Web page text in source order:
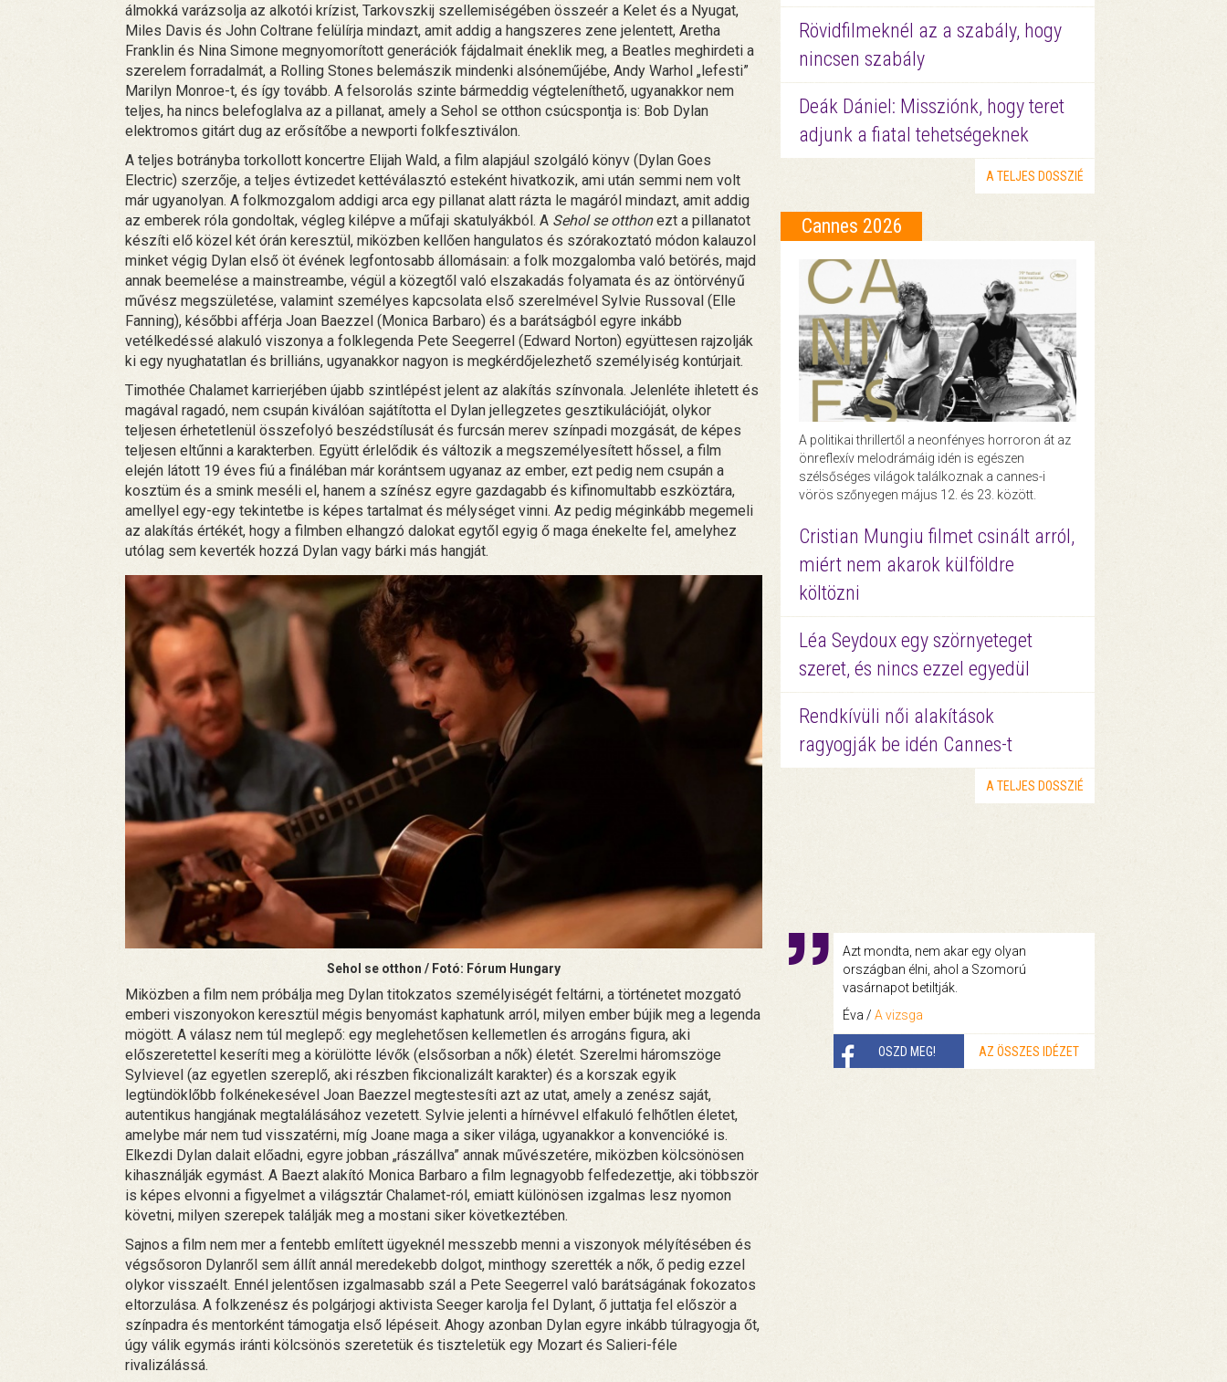
álmokká varázsolja az alkotói krízist, Tarkovszkij szellemiségében összeér a Kelet és a Nyugat,
Miles Davis és John Coltrane felülírja mindazt, amit addig a hangszeres zene jelentett, Aretha
Franklin és Nina Simone megnyomorított generációk fájdalmait éneklik meg, a Beatles meghirdeti a
szerelem forradalmát, a Rolling Stones belemászik mindenki alsóneműjébe, Andy Warhol „lefesti”
Marilyn Monroe-t, és így tovább. A felsorolás szinte bármeddig végteleníthető, ugyanakkor nem
teljes, ha nincs belefoglalva az a pillanat, amely a Sehol se otthon csúcspontja is: Bob Dylan
elektromos gitárt dug az erősítőbe a newporti folkfesztiválon.
A teljes botrányba torkollott koncertre Elijah Wald, a film alapjául szolgáló könyv (Dylan Goes
Electric) szerzője, a teljes évtizedet kettéválasztó esteként hivatkozik, ami után semmi nem volt
már ugyanolyan. A folkmozgalom addigi arca egy pillanat alatt rázta le magáról mindazt, amit addig
az emberek róla gondoltak, végleg kilépve a műfaji skatulyákból. A Sehol se otthonezt a pillanatot
készíti elő közel két órán keresztül, miközben kellően hangulatos és szórakoztató módon kalauzol
minket végig Dylan első öt évének legfontosabb állomásain: a folk mozgalomba való betörés, majd
annak beemelése a mainstreambe, végül a közegtől való elszakadás folyamata és az öntörvényű
művész megszületése, valamint személyes kapcsolata első szerelmével Sylvie Russoval (Elle
Fanning), későbbi afférja Joan Baezzel (Monica Barbaro) és a barátságból egyre inkább
vetélkedéssé alakuló viszonya a folklegenda Pete Seegerrel (Edward Norton) együttesen rajzolják
ki egy nyughatatlan és brilliáns, ugyanakkor nagyon is megkérdőjelezhető személyiség kontúrjait.
Timothée Chalamet karrierjében újabb szintlépést jelent az alakítás színvonala. Jelenléte ihletett és
magával ragadó, nem csupán kiválóan sajátította el Dylan jellegzetes gesztikulációját, olykor
teljesen érhetetlenül összefolyó beszédstílusát és furcsán merev színpadi mozgását, de képes
teljesen eltűnni a karakterben. Együtt érlelődik és változik a megszemélyesített hőssel, a film
elején látott 19 éves fiú a fináléban már korántsem ugyanaz az ember, ezt pedig nem csupán a
kosztüm és a smink meséli el, hanem a színész egyre gazdagabb és kifinomultabb eszköztára,
amellyel egy-egy tekintetbe is képes tartalmat és mélységet vinni. Az pedig méginkább megemeli
az alakítás értékét, hogy a filmben elhangzó dalokat egytől egyig ő maga énekelte fel, amelyhez
utólag sem keverték hozzá Dylan vagy bárki más hangját.
Sehol se otthon / Fotó: Fórum Hungary
Miközben a film nem próbálja meg Dylan titokzatos személyiségét feltárni, a történetet mozgató
emberi viszonyokon keresztül mégis benyomást kaphatunk arról, milyen ember bújik meg a legenda
mögött. A válasz nem túl meglepő: egy meglehetősen kellemetlen és arrogáns figura, aki
előszeretettel keseríti meg a körülötte lévők (elsősorban a nők) életét. Szerelmi háromszöge
Sylvievel (az egyetlen szereplő, aki részben fikcionalizált karakter) és a korszak egyik
legtündöklőbb folkénekesével Joan Baezzel megtestesíti azt az utat, amely a zenész saját,
autentikus hangjának megtalálásához vezetett. Sylvie jelenti a hírnévvel elfakuló felhőtlen életet,
amelybe már nem tud visszatérni, míg Joane maga a siker világa, ugyanakkor a konvencióké is.
Elkezdi Dylan dalait előadni, egyre jobban „rászállva” annak művészetére, miközben kölcsönösen
kihasználják egymást. A Baezt alakító Monica Barbaro a film legnagyobb felfedezettje, aki többször
is képes elvonni a figyelmet a világsztár Chalamet-ról, emiatt különösen izgalmas lesz nyomon
követni, milyen szerepek találják meg a mostani siker következtében.
Sajnos a film nem mer a fentebb említett ügyeknél messzebb menni a viszonyok mélyítésében és
végsősoron Dylanről sem állít annál meredekebb dolgot, minthogy szerették a nők, ő pedig ezzel
olykor visszaélt. Ennél jelentősen izgalmasabb szál a Pete Seegerrel való barátságának fokozatos
eltorzulása. A folkzenész és polgárjogi aktivista Seeger karolja fel Dylant, ő juttatja fel először a
színpadra és mentorként támogatja első lépéseit. Ahogy azonban Dylan egyre inkább túlragyogja őt,
úgy válik egymás iránti kölcsönös szeretetük és tiszteletük egy Mozart és Salieri-féle
rivalizálássá.
Rövidfilmeknél az a szabály, hogy
nincsen szabály
Deák Dániel: Missziónk, hogy teret
adjunk a fiatal tehetségeknek
A TELJES DOSSZIÉ
Cannes 2026
A politikai thrillertől a neonfényes horroron át az
önreflexív melodrámáig idén is egészen
szélsőséges világok találkoznak a cannes-i
vörös szőnyegen május 12. és 23. között.
Cristian Mungiu filmet csinált arról,
miért nem akarok külföldre
költözni
Léa Seydoux egy szörnyeteget
szeret, és nincs ezzel egyedül
Rendkívüli női alakítások
ragyogják be idén Cannes-t
A TELJES DOSSZIÉ
Azt mondta, nem akar egy olyan
országban élni, ahol a Szomorú
vasárnapot betiltják.
Éva / A vizsga
OSZD MEG! AZ ÖSSZES IDÉZET